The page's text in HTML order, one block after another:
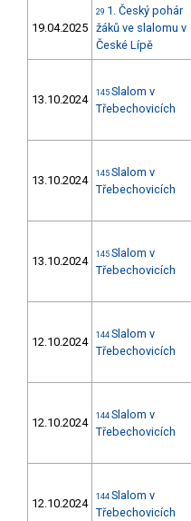
19.04.2025
29 1. Český pohár
žáků ve slalomu v
České Lípě
13.10.2024 145 Slalom v
Třebechovicích
13.10.2024 145 Slalom v
Třebechovicích
13.10.2024 145 Slalom v
Třebechovicích
12.10.2024 144 Slalom v
Třebechovicích
12.10.2024 144 Slalom v
Třebechovicích
12.10.2024 144 Slalom v
Třebechovicích